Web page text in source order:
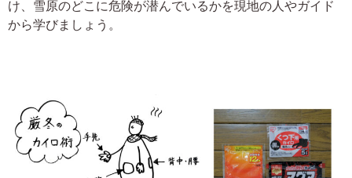
け、雪原のどこに危険が潜んでいるかを現地の人やガイド
から学びましょう。